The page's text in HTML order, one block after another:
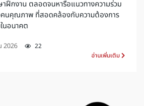
ฝึกงาน ตลอดจนหารือแนวทางความร่วม
นคุณภาพ ที่สอดคล้องกับความต้องการ
นอนาคต
2026
22
อ่านเพิ่มเติม